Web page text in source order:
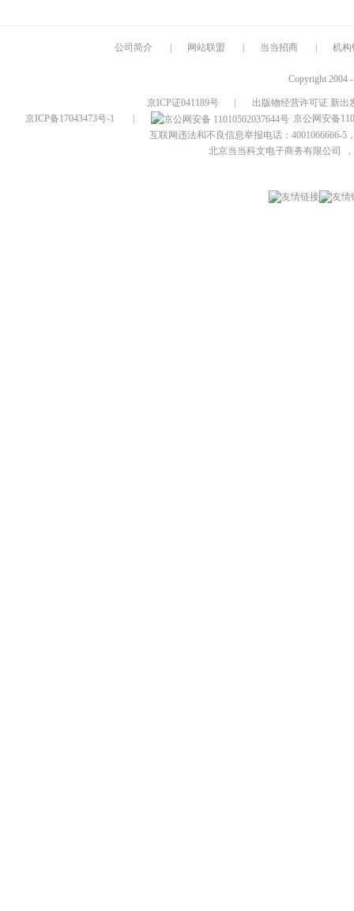
公司简介 网站联盟 当当招商 机构
Copyright 2004
京ICP证041189号
出版物经营许可证 新出
京ICP备17043473号-1
京公网安备
互联网违法和不良信息举报电话：4001066666-5
北京当当科文电子商务有限公司